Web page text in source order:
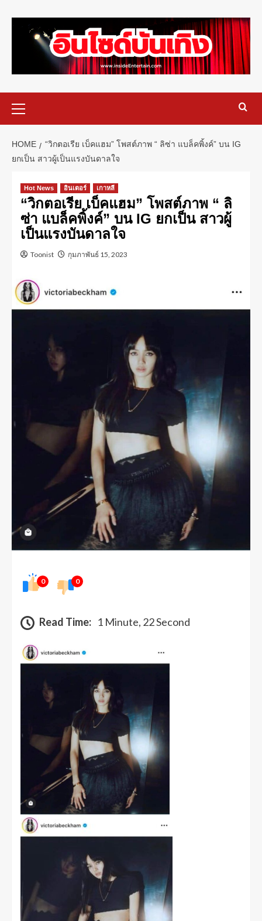
HOME
“วิกตอเรีย เบ็คแฮม” โพสต์ภาพ “ ลิซ่า แบล็คพิ้งค์” บน IG
ยกเป็น สาวผู้เป็นแรงบันดาลใจ
Hot News อินเตอร์ เกาหลี
“วิกตอเรีย เบ็คแฮม” โพสต์ภาพ “ ลิ
ซ่า แบล็คพิ้งค์” บน IG ยกเป็น สาวผู้
เป็นแรงบันดาลใจ
Toonist กุมภาพันธ์ 15, 2023
0 0
Read Time: 1 Minute, 22 Second